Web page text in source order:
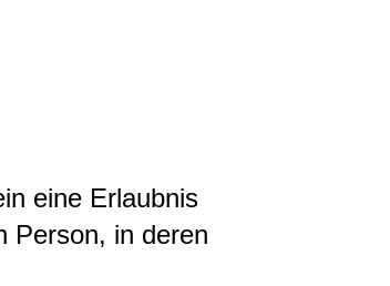
eine Erlaubnis
Person, in deren